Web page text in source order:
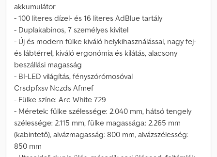
akkumulátor
- 100 literes dízel- és 16 literes AdBlue tartály
- Duplakabinos, 7 személyes kivitel
- Új és modern fülke kiváló helykihasználással, nagy fej-
és lábtérrel, kiváló ergonómia és kilátás, alacsony
beszállási magasság
- BI-LED világítás, fényszórómosóval
Crsdpfxsv Nczds Afmef
- Fülke színe: Arc White 729
- Méretek: fülke szélessége: 2.040 mm, hátsó tengely
szélessége: 2.115 mm, fülke magassága: 2.265 mm
(kabintető), alvázmagasság: 800 mm, alvázszélesség:
850 mm